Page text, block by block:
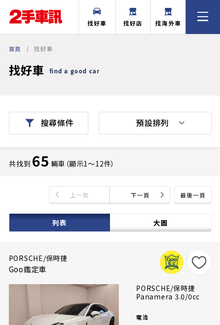
找好車 找好店 找海外車
首頁 找好車
找好車 find a good car
搜尋條件
共找到 65 輛車（顯示1〜12件）
最後一頁
上一頁 下一頁
列表 大圖
預設排列
PORSCHE/保時捷
Goo鑑定車
PORSCHE/保時捷
Panamera 3.0/0cc
電洽